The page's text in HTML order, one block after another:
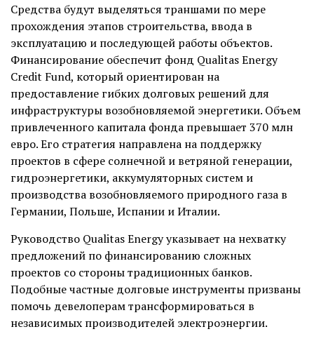
Средства будут выделяться траншами по мере
прохождения этапов строительства, ввода в
эксплуатацию и последующей работы объектов.
Финансирование обеспечит фонд Qualitas Energy
Credit Fund, который ориентирован на
предоставление гибких долговых решений для
инфраструктуры возобновляемой энергетики. Объем
привлеченного капитала фонда превышает 370 млн
евро. Его стратегия направлена на поддержку
проектов в сфере солнечной и ветряной генерации,
гидроэнергетики, аккумуляторных систем и
производства возобновляемого природного газа в
Германии, Польше, Испании и Италии.
Руководство Qualitas Energy указывает на нехватку
предложений по финансированию сложных
проектов со стороны традиционных банков.
Подобные частные долговые инструменты призваны
помочь девелоперам трансформироваться в
независимых производителей электроэнергии.